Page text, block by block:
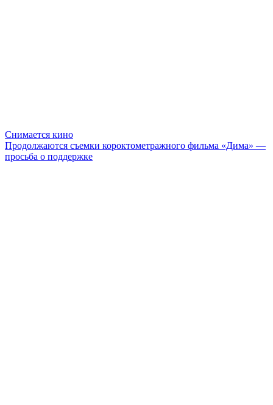
Снимается кино
Продолжаются съемки короктометражного фильма «Дима» —
просьба о поддержке